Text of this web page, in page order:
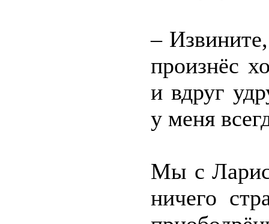
–
произнёс
и вдруг
у меня
Мы с
ничего